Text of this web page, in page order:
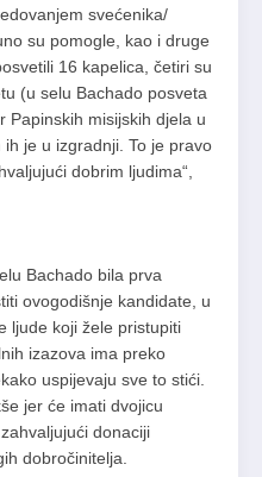
svećenika/
su pomogle, kao i druge
16 kapelica, četiri su
(u selu Bachado posveta
Papinskih misijskih djela u
je u izgradnji. To je pravo
dobrim ljudima“,
Bachado bila prva
ovogodišnje kandidate, u
ljude koji žele pristupiti
izazova ima preko
uspijevaju sve to stići.
jer će imati dvojicu
donaciji
dobročinitelja.